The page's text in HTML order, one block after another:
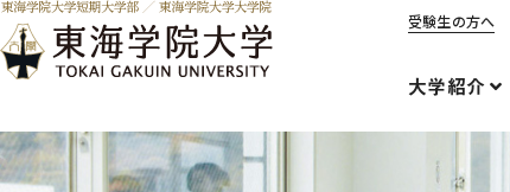
受験生の方へ
大学紹介